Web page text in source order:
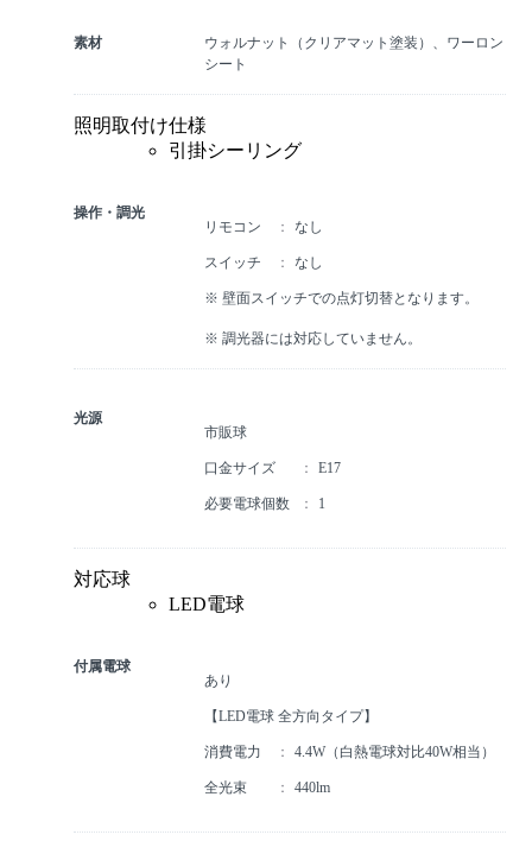
素材
ウォルナット（クリアマット塗装）、ワーロン
シート
照明取付け仕様
引掛シーリング
操作・調光
リモコン
なし
スイッチ なし
※ 壁面スイッチでの点灯切替となります。
※ 調光器には対応していません。
光源
市販球
口金サイズ E17
必要電球個数 1
対応球
LED電球
付属電球
あり
【LED電球 全方向タイプ】
消費電力 4.4W（白熱電球対比40W相当）
全光束 440lm